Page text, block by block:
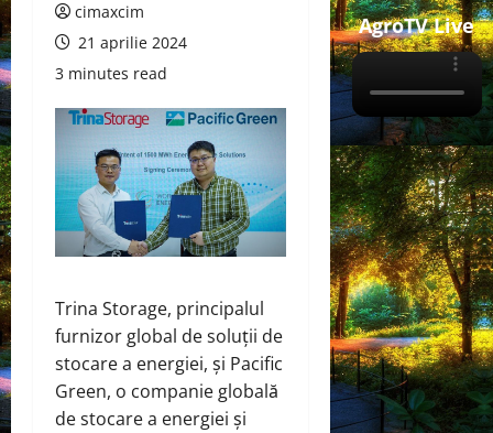
cimaxcim
21 aprilie 2024
3 minutes read
Trina Storage, principalul
furnizor global de soluții de
stocare a energiei, și Pacific
Green, o companie globală
de stocare a energiei și
AgroTV Live